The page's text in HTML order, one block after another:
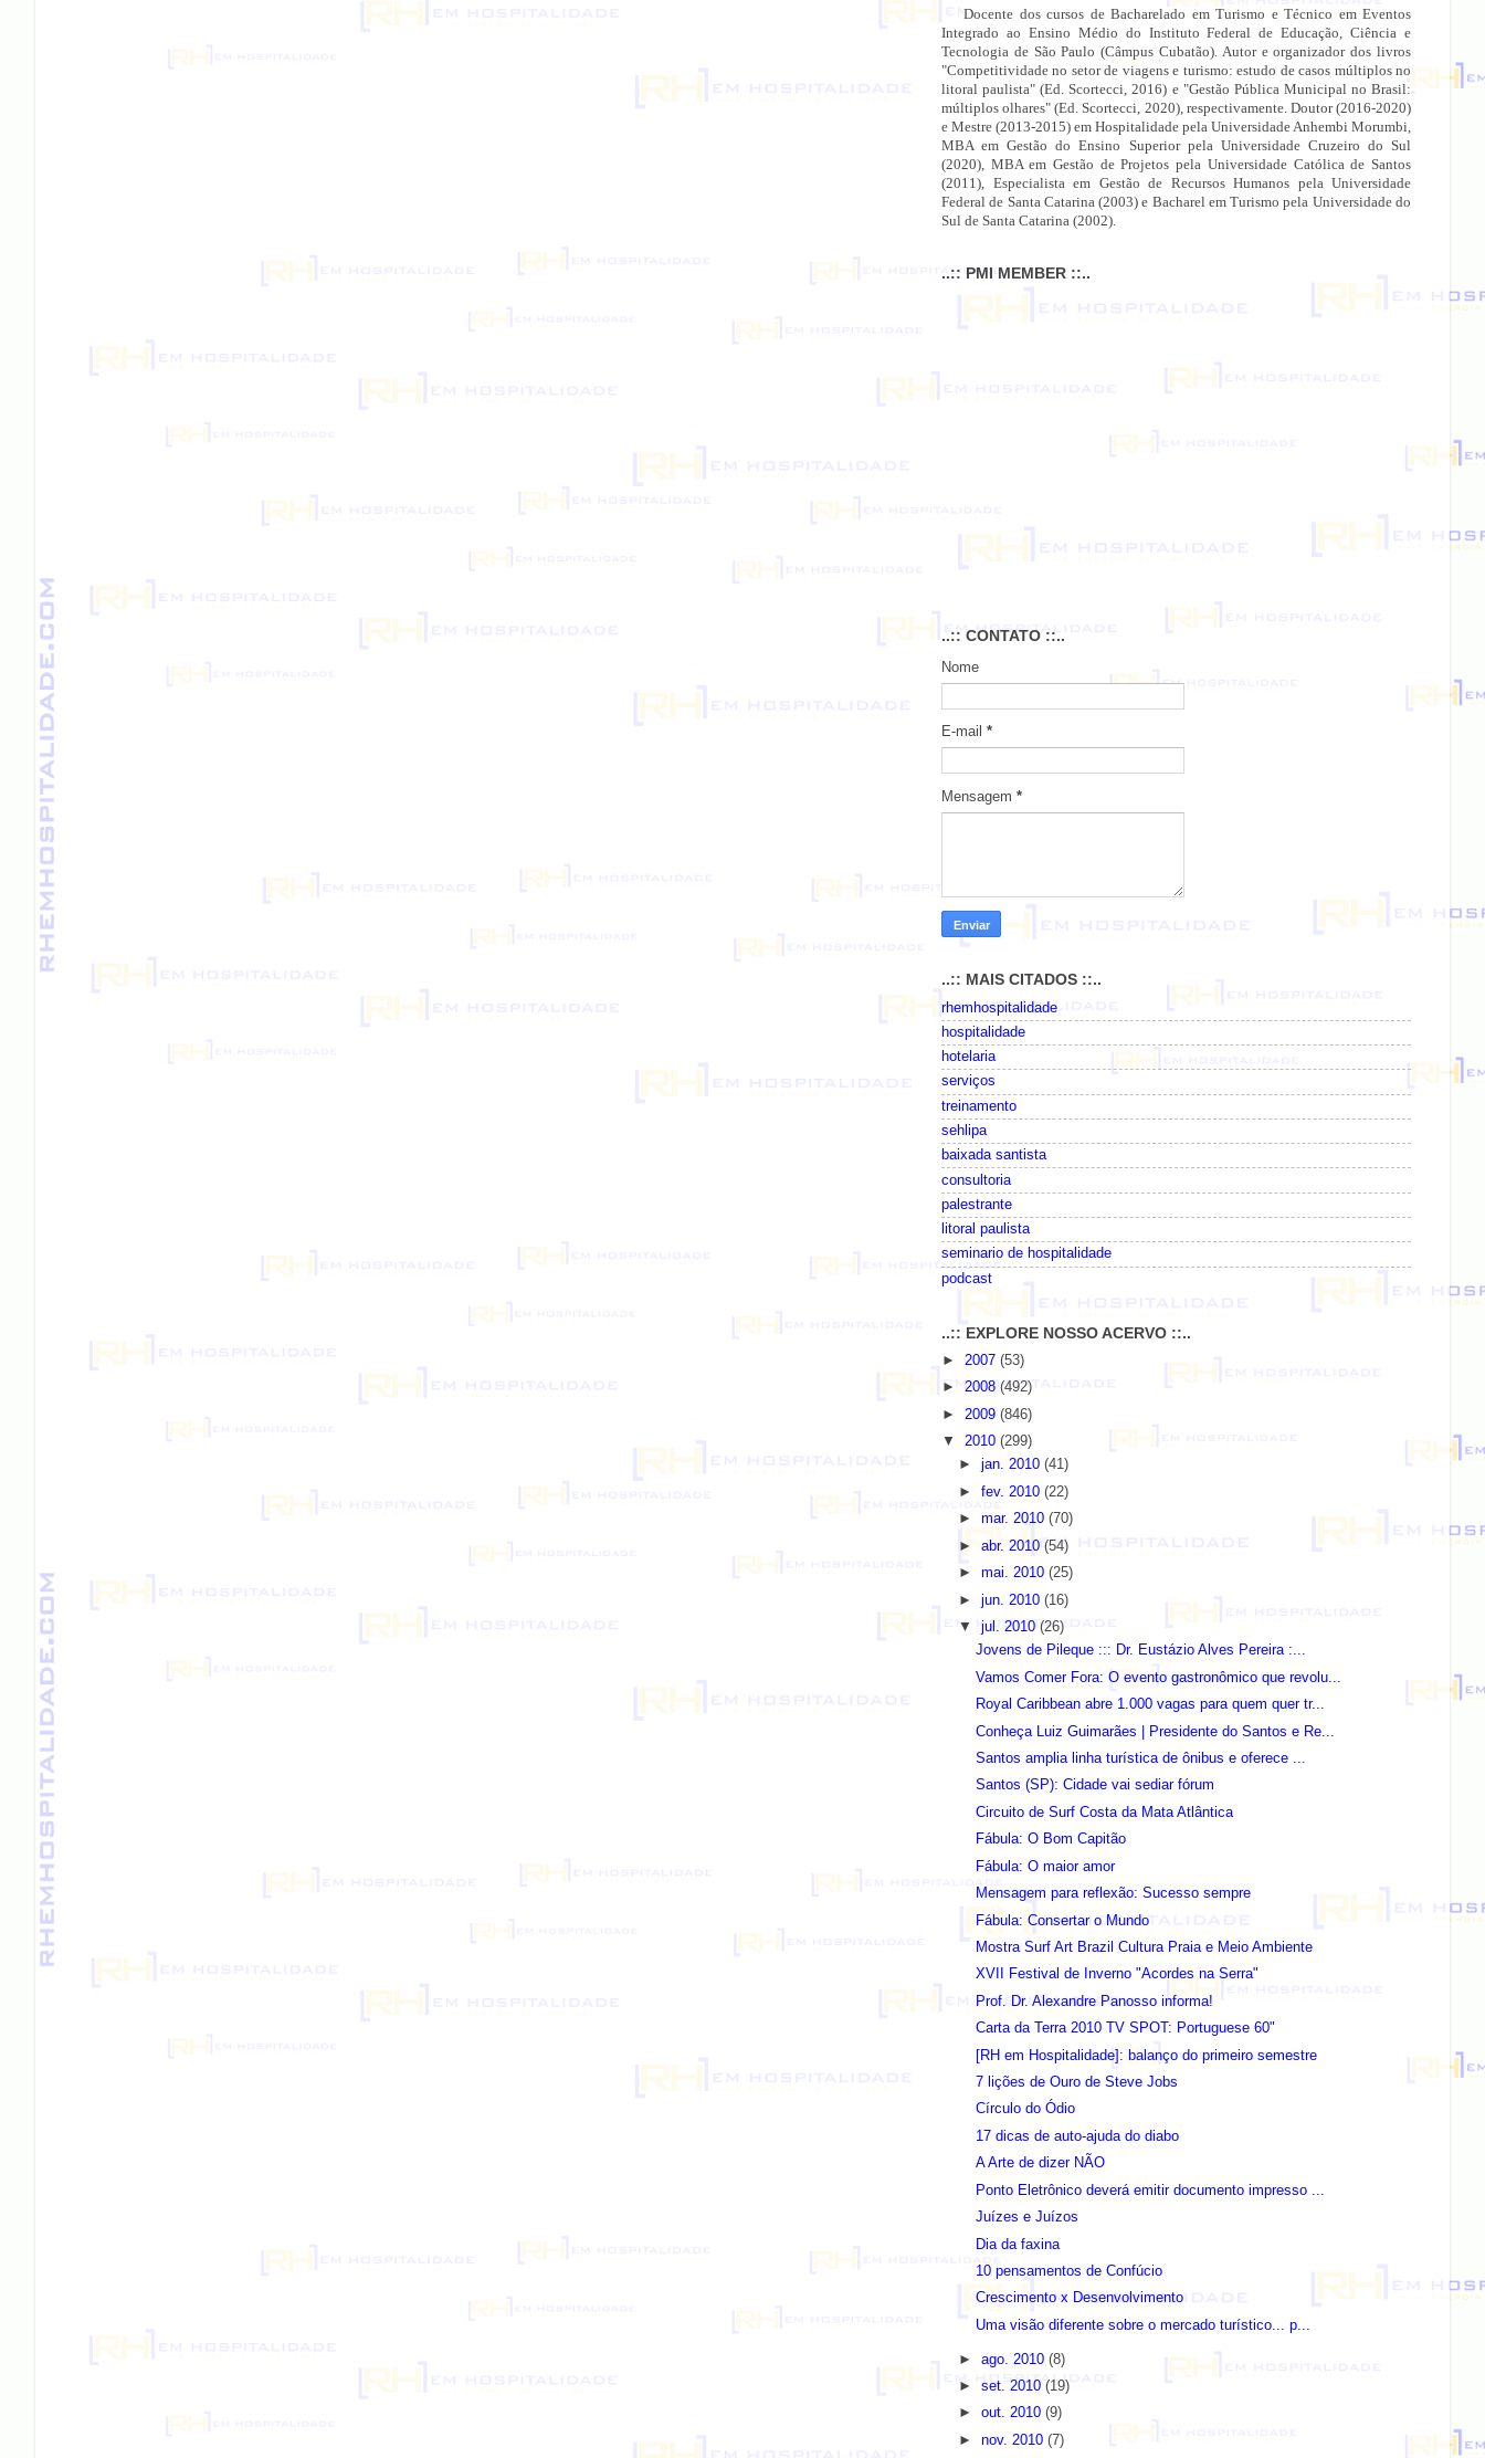
Docente dos cursos de Bacharelado em Turismo e Técnico em Eventos
Integrado ao Ensino Médio do Instituto Federal de Educação, Ciência e
Tecnologia de São Paulo (Câmpus Cubatão). Autor e organizador dos livros
"Competitividade no setor de viagens e turismo: estudo de casos múltiplos no
litoral paulista" (Ed. Scortecci, 2016) e "Gestão Pública Municipal no Brasil:
múltiplos olhares" (Ed. Scortecci, 2020), respectivamente. Doutor (2016-2020)
e Mestre (2013-2015) em Hospitalidade pela Universidade Anhembi Morumbi,
MBA em Gestão do Ensino Superior pela Universidade Cruzeiro do Sul
(2020), MBA em Gestão de Projetos pela Universidade Católica de Santos
(2011), Especialista em Gestão de Recursos Humanos pela Universidade
Federal de Santa Catarina (2003) e Bacharel em Turismo pela Universidade do
Sul de Santa Catarina (2002).
..:: PMI MEMBER ::..
..:: CONTATO ::..
Nome
E-mail *
Mensagem *
..:: MAIS CITADOS ::..
rhemhospitalidade
hospitalidade
hotelaria
serviços
treinamento
sehlipa
baixada santista
consultoria
palestrante
litoral paulista
seminario de hospitalidade
podcast
..:: EXPLORE NOSSO ACERVO ::..
► 2007 (53)
► 2008 (492)
► 2009 (846)
▼ 2010 (299)
►jan. 2010(41)
►fev. 2010(22)
►mar. 2010(70)
►abr. 2010(54)
►mai. 2010(25)
►jun. 2010(16)
▼jul. 2010(26)
Jovens de Pileque ::: Dr. Eustázio Alves Pereira :...
Vamos Comer Fora: O evento gastronômico que revolu...
Royal Caribbean abre 1.000 vagas para quem quer tr...
Conheça Luiz Guimarães | Presidente do Santos e Re...
Santos amplia linha turística de ônibus e oferece ...
Santos (SP): Cidade vai sediar fórum
Circuito de Surf Costa da Mata Atlântica
Fábula: O Bom Capitão
Fábula: O maior amor
Mensagem para reflexão: Sucesso sempre
Fábula: Consertar o Mundo
Mostra Surf Art Brazil Cultura Praia e Meio Ambiente
XVII Festival de Inverno "Acordes na Serra"
Prof. Dr. Alexandre Panosso informa!
Carta da Terra 2010 TV SPOT: Portuguese 60"
[RH em Hospitalidade]: balanço do primeiro semestre
7 lições de Ouro de Steve Jobs
Círculo do Ódio
17 dicas de auto-ajuda do diabo
A Arte de dizer NÃO
Ponto Eletrônico deverá emitir documento impresso ...
Juízes e Juízos
Dia da faxina
10 pensamentos de Confúcio
Crescimento x Desenvolvimento
Uma visão diferente sobre o mercado turístico... p...
►ago. 2010(8)
►set. 2010(19)
►out. 2010(9)
►nov. 2010(7)